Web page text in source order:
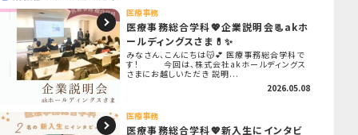
医療事務
医療事務総合学科💖企業説明会📃akホ
ールディングスさま💊✨
みなさん、こんにちは😽💕 医療事務総合学科で
す！ 今回は、株式会社akホールディングス
さまにお越しいただき 説明...
2026.05.08
医療事務
医療事務総合学科💖新入生にインタビ